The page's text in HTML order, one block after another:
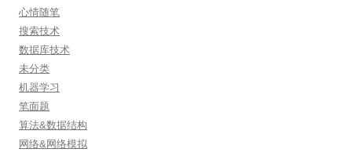
心情随笔
搜索技术
数据库技术
未分类
机器学习
笔面题
算法&数据结构
网络&网络模拟